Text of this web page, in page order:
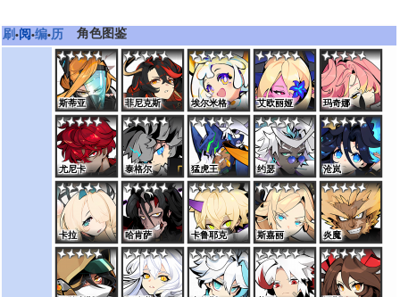
刷•阅•编•历 角色图鉴
斯蒂亚 菲尼克斯 埃尔米格 艾欧丽娅 玛奇娜
尤尼卡 泰格尔 猛虎王 约瑟 沧岚
卡拉 哈肯萨 卡鲁耶克 斯嘉丽 炎魔